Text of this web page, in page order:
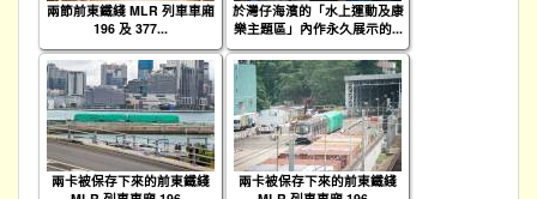
兩節前東鐵綫 MLR 列車車廂
196 及 377...
於灣仔海濱的「水上運動及康
樂主題區」內作永久展示的...
兩卡被保存下來的前東鐵綫
兩卡被保存下來的前東鐵綫